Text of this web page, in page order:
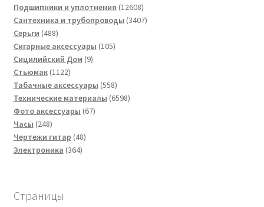
товаров
Подшипники и уплотнения 1260812608
товаров
Сантехника и трубопроводы 34073407
Серьги 488488
товаров
Сигарные аксессуары 105105
Сицилийский Дом 99
Стьюмак 11221122
товара
Табачные аксессуары 558558
товаров
Технические материалы 65986598
Фото аксессуары 6767
Часы 248248
товаров
Чертежи гитар 4848
Электроника 364364
Страницы